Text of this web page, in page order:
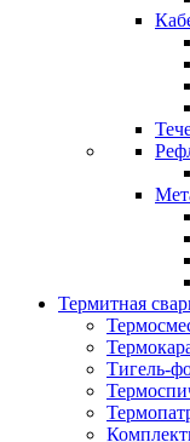
Термитная
Тигель-